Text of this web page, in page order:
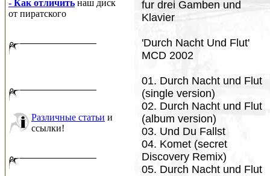
- Как отличить наш диск
от пиратского
Различные статьи и
ссылки!
fur drei Gamben und
Klavier
'Durch Nacht Und Flut'
MCD 2002
01. Durch Nacht und Flut
(single version)
02. Durch Nacht und Flut
(album version)
03. Und Du Fallst
04. Komet (secret
Discovery Remix)
05. Durch Nacht und Flut